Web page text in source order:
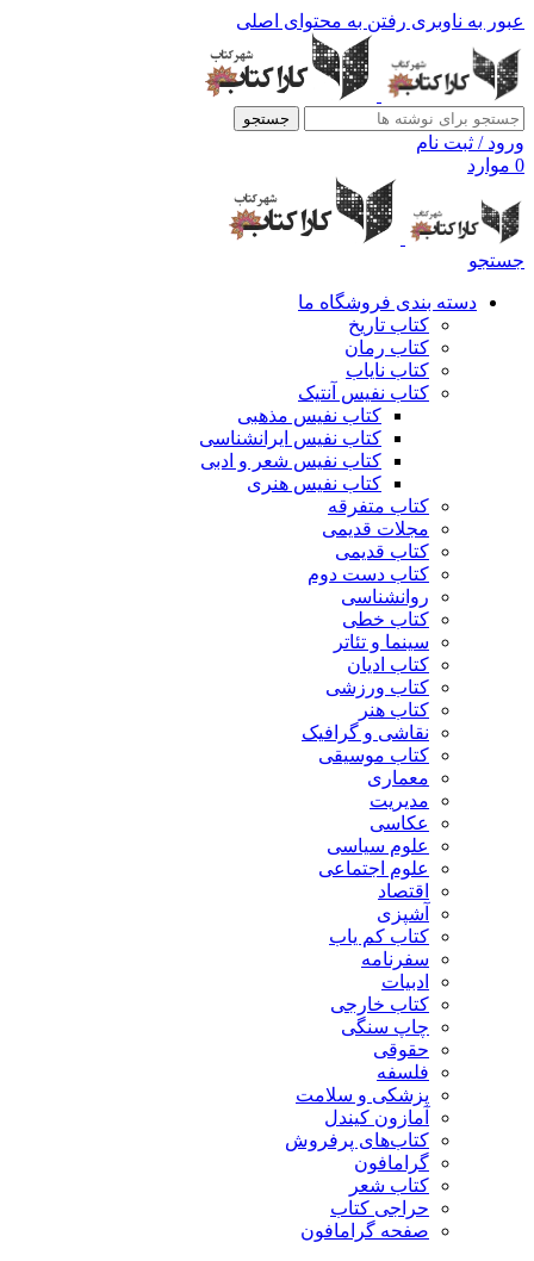
عبور به ناوبری رفتن به محتوای اصلی
جستجو
ورود / ثبت نام
0 موارد
جستجو
دسته بندی فروشگاه ما
کتاب تاریخ
کتاب رمان
کتاب نایاب
کتاب نفیس آنتیک
کتاب نفیس مذهبی
کتاب نفیس ایرانشناسی
کتاب نفیس شعر و ادبی
کتاب نفیس هنری
کتاب متفرقه
مجلات قدیمی
کتاب قدیمی
کتاب دست دوم
روانشناسی
کتاب خطی
سینما و تئاتر
کتاب ادیان
کتاب ورزشی
کتاب هنر
نقاشی و گرافیک
کتاب موسیقی
معماری
مدیریت
عکاسی
علوم سیاسی
علوم اجتماعی
اقتصاد
آشپزی
کتاب کم یاب
سفرنامه
ادبیات
کتاب خارجی
چاپ سنگی
حقوقی
فلسفه
پزشکی و سلامت
آمازون کیندل
کتاب‌های پرفروش
گرامافون
کتاب شعر
حراجی کتاب
صفحه گرامافون